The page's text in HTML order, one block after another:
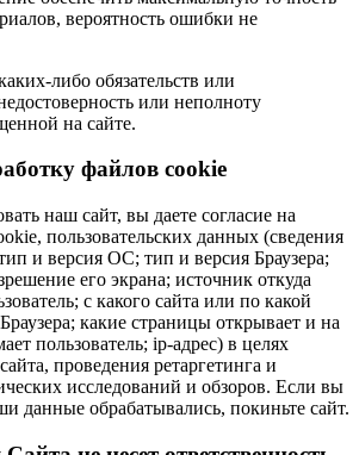
вероятность ошибки не
либо обязательств или
или неполноту
на сайте.
файлов cookie
наш сайт, вы даете согласие на
пользовательских данных (сведения
и версия ОС; тип и версия Браузера;
его экрана; источник откуда
с какого сайта или по какой
какие страницы открывает и на
пользователь; ip-адрес) в целях
проведения ретаргетинга и
исследований и обзоров. Если вы
данные обрабатывались, покиньте сайт.